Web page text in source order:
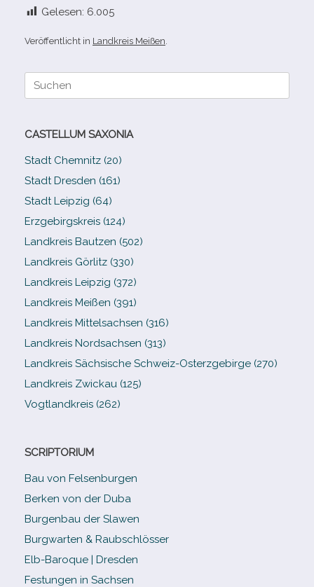
Gelesen: 6.005
Veröffentlicht in Landkreis Meißen
Suche
CASTELLUM SAXONIA
Stadt Chemnitz (20)
Stadt Dresden (161)
Stadt Leipzig (64)
Erzgebirgskreis (124)
Landkreis Bautzen (502)
Landkreis Görlitz (330)
Landkreis Leipzig (372)
Landkreis Meißen (391)
Landkreis Mittelsachsen (316)
Landkreis Nordsachsen (313)
Landkreis Sächsische Schweiz-​Osterzgebirge (270)
Landkreis Zwickau (125)
Vogtlandkreis (262)
SCRIPTORIUM
Bau von Felsenburgen
Berken von der Duba
Burgenbau der Slawen
Burgwarten & Raubschlösser
Elb-​Baroque | Dresden
Festungen in Sachsen